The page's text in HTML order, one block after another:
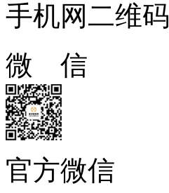
手机网二维码
微 信
官方微信